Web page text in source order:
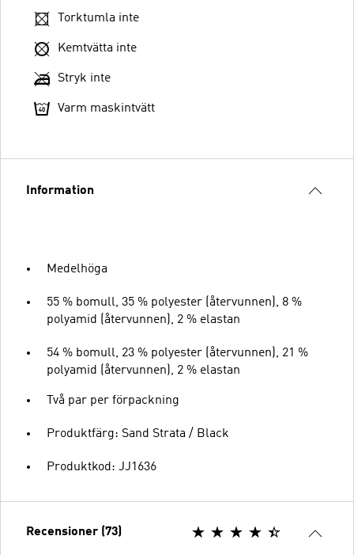
Torktumla inte
Kemtvätta inte
Stryk inte
Varm maskintvätt
Information
Medelhöga
55 % bomull, 35 % polyester (återvunnen), 8 %
polyamid (återvunnen), 2 % elastan
54 % bomull, 23 % polyester (återvunnen), 21 %
polyamid (återvunnen), 2 % elastan
Två par per förpackning
Produktfärg: Sand Strata / Black
Produktkod: JJ1636
Recensioner (73)